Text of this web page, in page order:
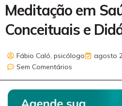
Meditação em
Conceituais e
Fábio Caló, psicólogo agosto
Sem Comentários